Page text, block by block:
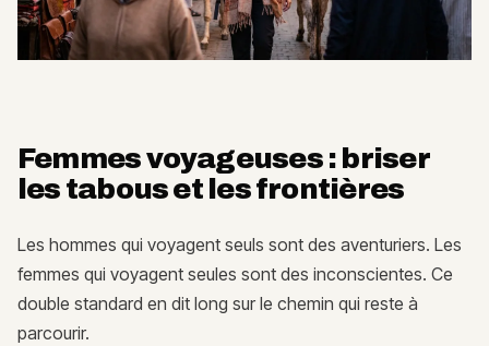
Femmes voyageuses : briser
les tabous et les frontières
Les hommes qui voyagent seuls sont des aventuriers. Les
femmes qui voyagent seules sont des inconscientes. Ce
double standard en dit long sur le chemin qui reste à
parcourir.